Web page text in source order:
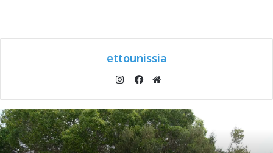
ettounissia
الويب